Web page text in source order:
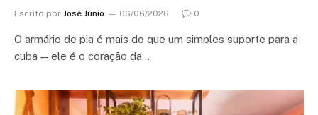
Escrito por José Júnio 06/06/2026 0
O armário de pia é mais do que um simples suporte para a
cuba — ele é o coração da…